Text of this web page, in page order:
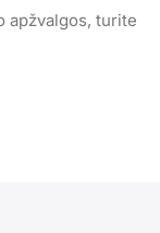
apžvalgos, turite